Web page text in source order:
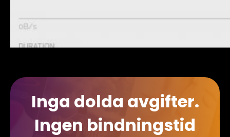
Inga dolda avgifter.
Ingen bindningstid